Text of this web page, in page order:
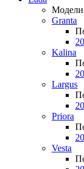
Модели
Granta
Kalina
Largus
Priora
Vesta